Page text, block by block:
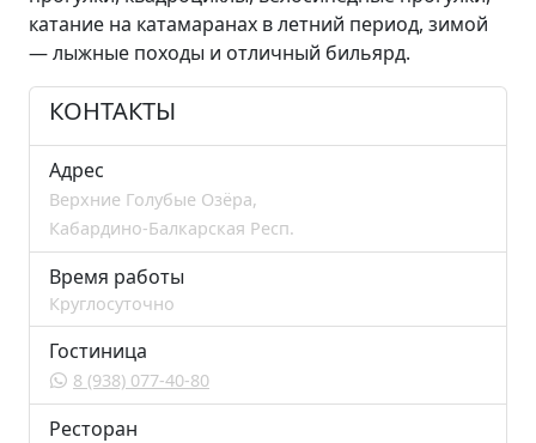
катание на катамаранах в летний период, зимой
— лыжные походы и отличный бильярд.
КОНТАКТЫ
Адрес
Верхние Голубые Озёра,
Кабардино-Балкарская Респ.
Время работы
Круглосуточно
Гостиница
8 (938) 077-40-80
Ресторан